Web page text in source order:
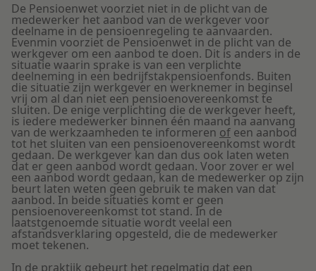
De Pensioenwet voorziet niet in de plicht van de
medewerker het aanbod van de werkgever voor
deelname in de pensioenregeling te aanvaarden.
Evenmin voorziet de Pensioenwet in de plicht van de
werkgever om een aanbod te doen. Dit is anders in de
situatie waarin sprake is van een verplichte
deelneming in een bedrijfstakpensioenfonds. Buiten
die situatie zijn werkgever en werknemer in beginsel
vrij om al dan niet een pensioenovereenkomst te
sluiten. De enige verplichting die de werkgever heeft,
is iedere medewerker binnen één maand na aanvang
van de werkzaamheden te informeren of een aanbod
tot het sluiten van een pensioenovereenkomst wordt
gedaan. De werkgever kan dan dus ook laten weten
dat er geen aanbod wordt gedaan. Voor zover er wel
een aanbod wordt gedaan, kan de medewerker op zijn
beurt laten weten geen gebruik te maken van dat
aanbod. In beide situaties komt er geen
pensioenovereenkomst tot stand. In de
laatstgenoemde situatie wordt veelal een
afstandsverklaring opgesteld, die de medewerker
moet tekenen.
In de praktijk gebeurt het regelmatig dat een